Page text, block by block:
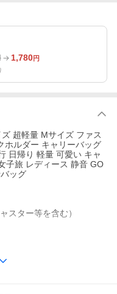
1,780円
超軽量 Mサイズ ファス
ホルダー キャリーバッグ
日帰り 軽量 可愛い キャ
子旅 レディース 静音 GO
ッグ
スター等を含む）